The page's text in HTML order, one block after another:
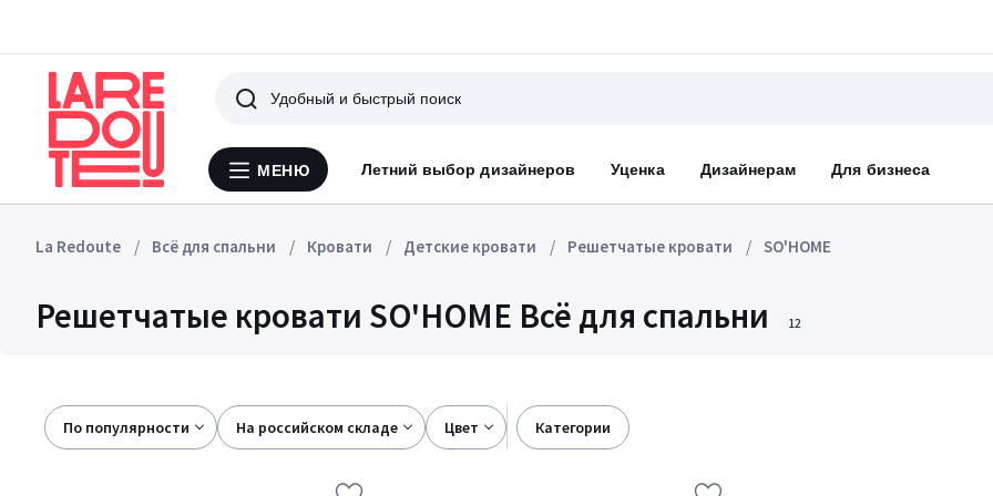
Меню
МЕНЮ Летний выбор дизайнеров Уценка Дизайнерам Для бизнеса
Поиск
La Redoute Всё для спальни Кровати Детские кровати Решетчатые кровати SO'HOME
Решетчатые кровати SO'HOME Всё для спальни 12
По популярности на российском складе цвет категории